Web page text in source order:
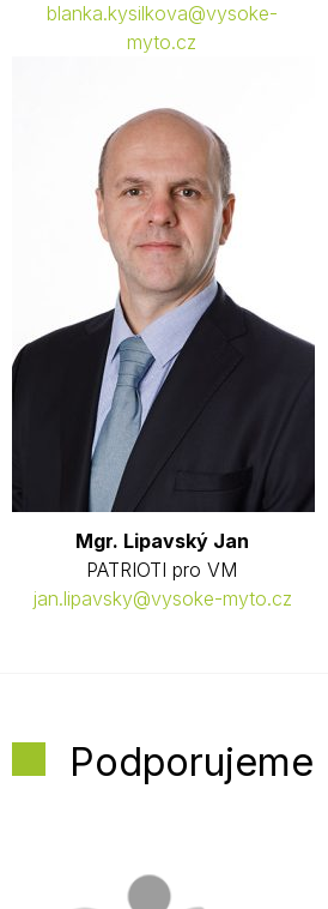
blanka.kysilkova@vysoke-
myto.cz
Mgr. Lipavský Jan
PATRIOTI pro VM
jan.lipavsky@vysoke-myto.cz
Podporujeme